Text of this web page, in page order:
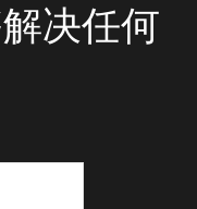
决任何